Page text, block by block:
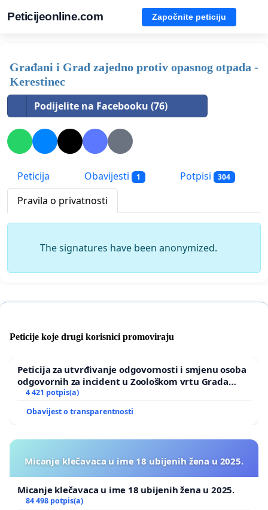
Peticijeonline.com Započnite peticiju
Građani i Grad zajedno protiv opasnog otpada -
Kerestinec
Podijelite na Facebooku (76)
Peticija Obavijesti 1 Potpisi 304
Pravila o privatnosti
The signatures have been anonymized.
Peticije koje drugi korisnici promoviraju
Peticija za utvrđivanje odgovornosti i smjenu osoba
odgovornih za incident u Zoološkom vrtu Grada
Zagreba
4 421 potpis(a)
Obavijest o transparentnosti
Micanje klečavaca u ime 18 ubijenih žena u 2025.
Micanje klečavaca u ime 18 ubijenih žena u 2025.
84 498 potpis(a)